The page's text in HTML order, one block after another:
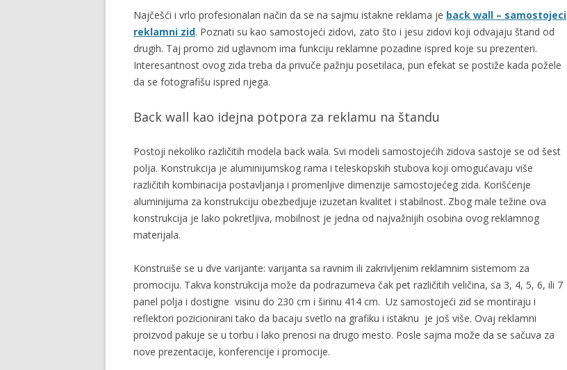
Najčešći i vrlo profesionalan način da se na sajmu istakne reklama je back wall – samostojeci
reklamni zid. Poznati su kao samostojeći zidovi, zato što i jesu zidovi koji odvajaju štand od
drugih. Taj promo zid uglavnom ima funkciju reklamne pozadine ispred koje su prezenteri.
Interesantnost ovog zida treba da privuče pažnju posetilaca, pun efekat se postiže kada požele
da se fotografišu ispred njega.
Back wall kao idejna potpora za reklamu na štandu
Postoji nekoliko različitih modela back wala. Svi modeli samostojećih zidova sastoje se od šest
polja. Konstrukcija je aluminijumskog rama i teleskopskih stubova koji omogućavaju više
različitih kombinacija postavljanja i promenljive dimenzije samostojećeg zida. Korišćenje
aluminijuma za konstrukciju obezbedjuje izuzetan kvalitet i stabilnost. Zbog male težine ova
konstrukcija je lako pokretljiva, mobilnost je jedna od najvažnijih osobina ovog reklamnog
materijala.
Konstruiše se u dve varijante: varijanta sa ravnim ili zakrivljenim reklamnim sistemom za
promociju. Takva konstrukcija može da podrazumeva čak pet različitih veličina, sa 3, 4, 5, 6, ili 7
panel polja i dostigne visinu do 230 cm i širinu 414 cm. Uz samostojeći zid se montiraju i
reflektori pozicionirani tako da bacaju svetlo na grafiku i istaknu je još više. Ovaj reklamni
proizvod pakuje se u torbu i lako prenosi na drugo mesto. Posle sajma može da se sačuva za
nove prezentacije, konferencije i promocije.